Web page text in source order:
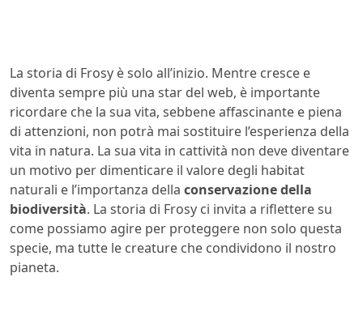
La storia di Frosy è solo all’inizio. Mentre cresce e
diventa sempre più una star del web, è importante
ricordare che la sua vita, sebbene affascinante e piena
di attenzioni, non potrà mai sostituire l’esperienza della
vita in natura. La sua vita in cattività non deve diventare
un motivo per dimenticare il valore degli habitat
naturali e l’importanza della conservazione della
biodiversità. La storia di Frosy ci invita a riflettere su
come possiamo agire per proteggere non solo questa
specie, ma tutte le creature che condividono il nostro
pianeta.